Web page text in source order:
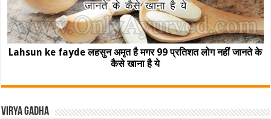
Lahsun ke fayde लहसुन अमृत है मगर 99 प्रतिशत लोग नहीं जानते के
कैसे खाना है ये
Virya Gadha